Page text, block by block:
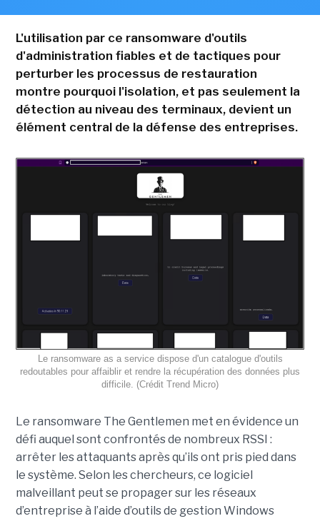
L'utilisation par ce ransomware d'outils
d'administration fiables et de tactiques pour
perturber les processus de restauration
montre pourquoi l'isolation, et pas seulement la
détection au niveau des terminaux, devient un
élément central de la défense des entreprises.
Le ransomware as a service dispose d'un catalogue d'outils
redoutables pour affaiblir et rendre la récupération des données plus
difficile. (Crédit Trend Micro)
Le ransomware The Gentlemen met en évidence un
défi auquel sont confrontés de nombreux RSSI :
arrêter les attaquants après qu’ils ont pris pied dans
le système. Selon les chercheurs, ce logiciel
malveillant peut se propager sur les réseaux
d’entreprise à l’aide d’outils de gestion Windows